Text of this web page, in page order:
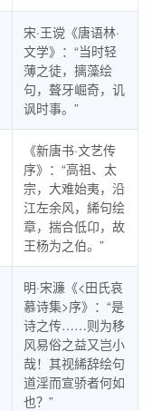
宋·王谠《唐语林·
文学》：“当时轻
薄之徒，摛藻绘
句，聱牙崛奇，讥
讽时事。”
《新唐书·文艺传
序》：“高祖、太
宗，大难始夷，沿
江左余风，絺句绘
章，揣合低卬，故
王杨为之伯。”
明·宋濂《<田氏哀
慕诗集>序》：“是
诗之传……则为移
风易俗之益又岂小
哉！其视絺辞绘句
道淫而宣骄者何如
也？”